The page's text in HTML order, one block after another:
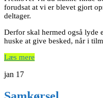
forudsat at vi er blevet gjort
deltager.
Derfor skal hermed også lyde
huske at give besked, når i
Læs mere
jan 17